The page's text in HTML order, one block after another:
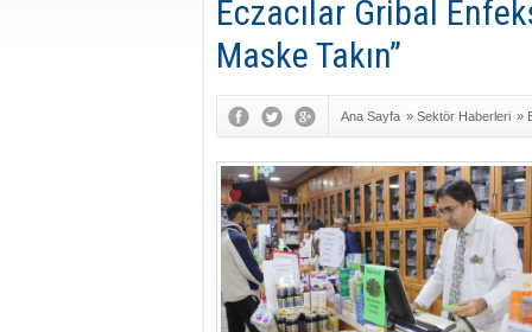
Eczacılar Gribal
Maske Takın”
Ana Sayfa » Sektör Haberleri »